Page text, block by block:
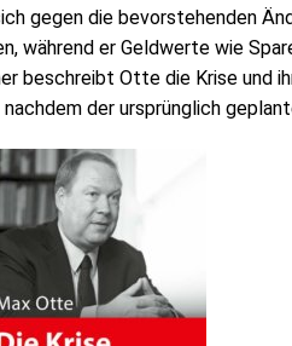
gegen die bevorstehenden
während er Geldwerte wie
beschreibt Otte die Krise und
der ursprünglich